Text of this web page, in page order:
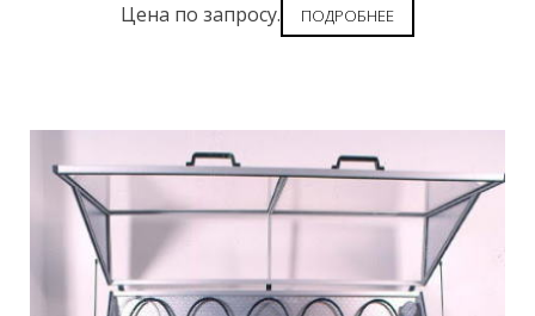
Цена по запросу. ПОДРОБНЕЕ